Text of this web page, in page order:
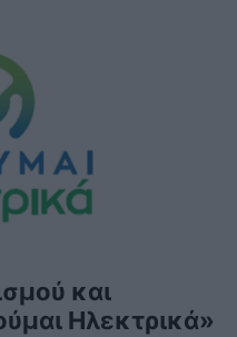
και
Ηλεκτρικά»